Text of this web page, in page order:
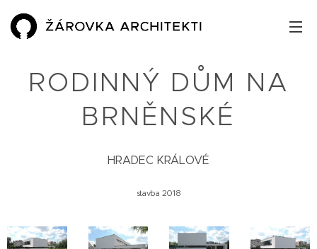
RODINNÝ DŮM NA
BRNĚNSKÉ
HRADEC KRÁLOVÉ
stavba 2018